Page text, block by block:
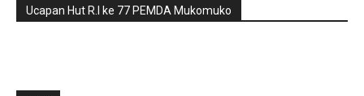
Ucapan Hut R.I ke 77 PEMDA Mukomuko